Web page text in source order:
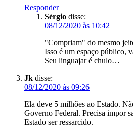
Responder
Sérgio disse:
08/12/2020 às 10:42
"Compriam" do mesmo
Isso é um espaço público,
Seu linguajar é chulo…
Jk disse:
08/12/2020 às 09:26
Ela deve 5 milhões ao Estado.
Governo Federal. Precisa impor
Estado ser ressarcido.